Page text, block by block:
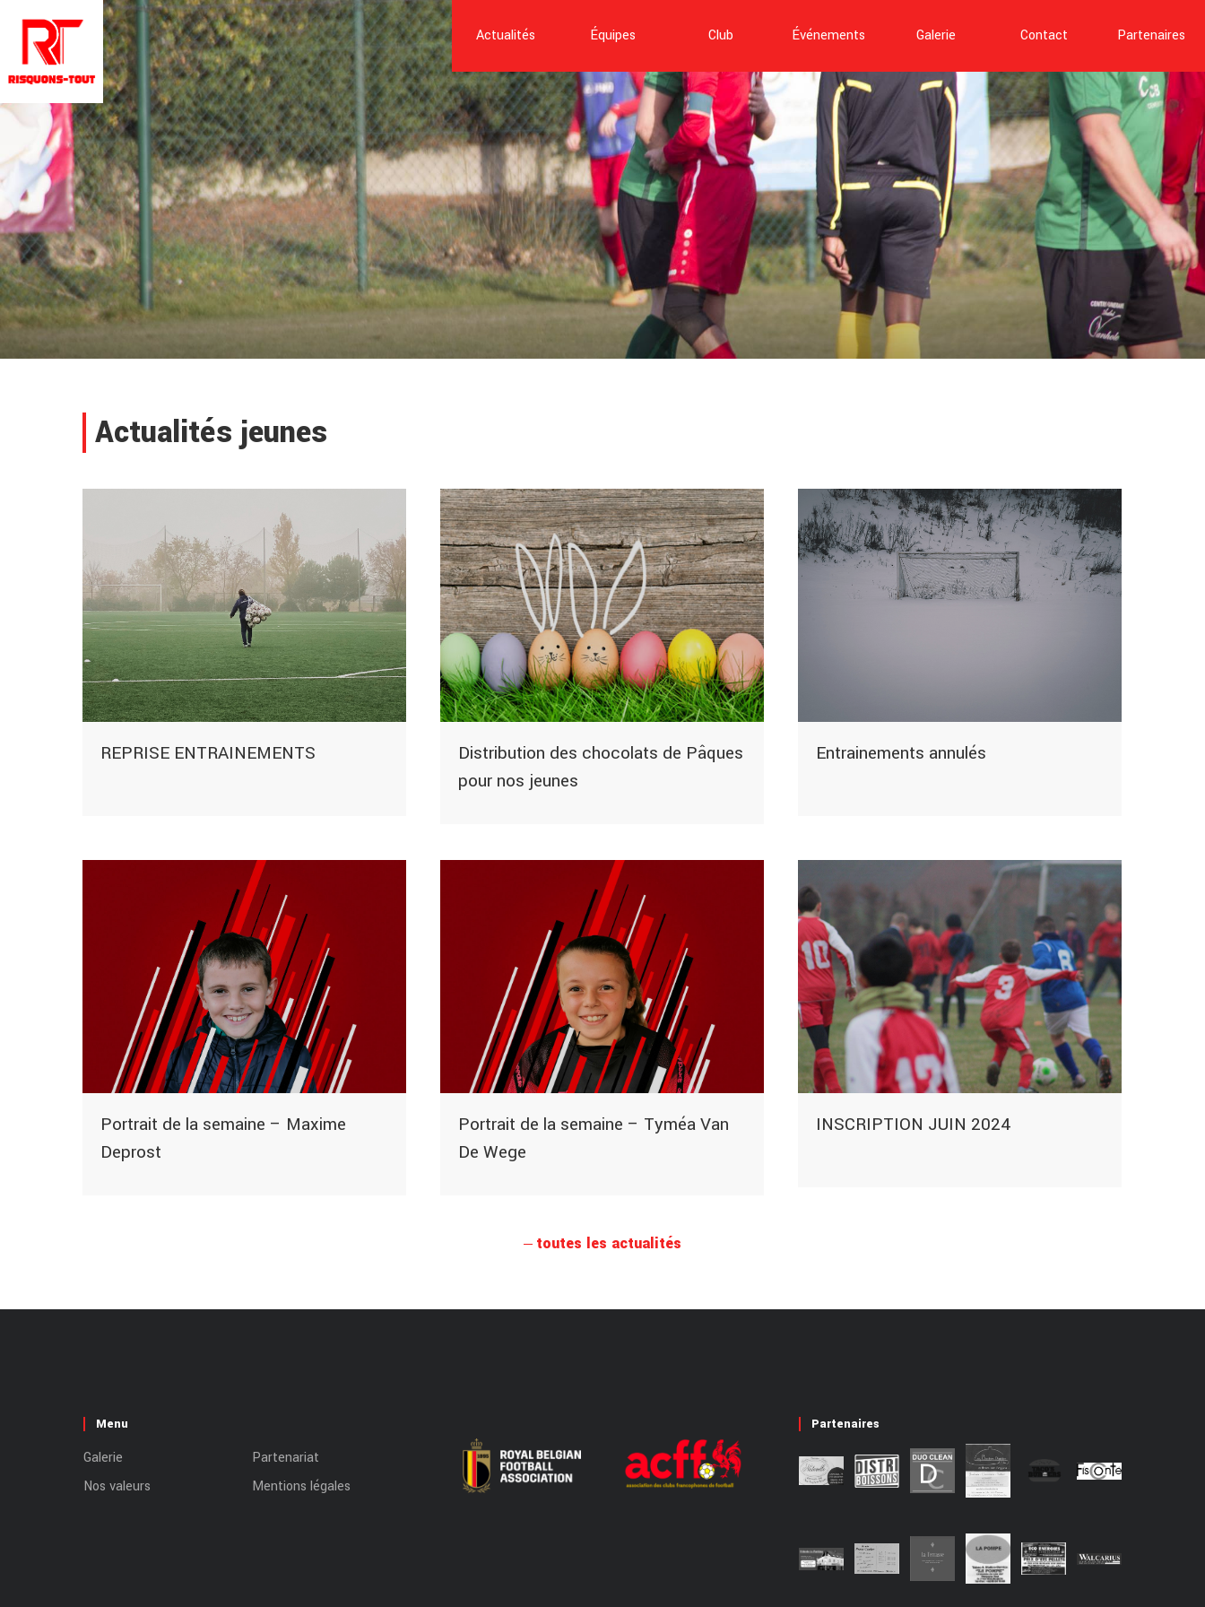
Actualités Équipes Club Événements Galerie Contact Partenaires
Actualités jeunes
REPRISE ENTRAINEMENTS
Distribution des chocolats de Pâques
pour nos jeunes
Entrainements annulés
Portrait de la semaine – Maxime
Deprost
Portrait de la semaine – Tyméa Van
De Wege
INSCRIPTION JUIN 2024
toutes les actualités
Menu
Galerie
Nos valeurs
Partenariat
Mentions légales
Partenaires